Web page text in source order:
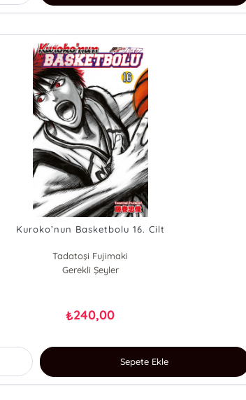
Kuroko’nun Basketbolu 16. Cilt
Tadatoşi Fujimaki
Gerekli Şeyler
₺240,00
Sepete Ekle